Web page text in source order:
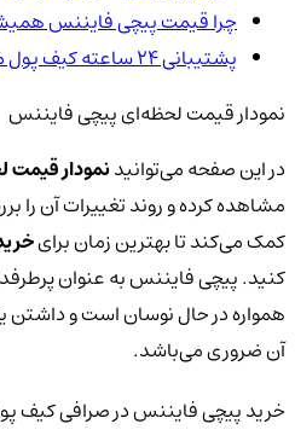
چرا قیمت پیچی فایننس
پشتیبانی ۲۴ ساعته کیف پول من
نمودار قیمت لحظه‌ای پیچی فایننس
در این صفحه می‌توانیدنمودار قیمت
مشاهده کرده و روند تغییرات آن را
کمک می‌کند تا بهترین زمان برای
کنید. پیچی فایننس به عنوان
همواره در حال نوسان است و داشتن
آن ضروری می‌باشد.
خرید پیچی فایننس در صرافی کیف